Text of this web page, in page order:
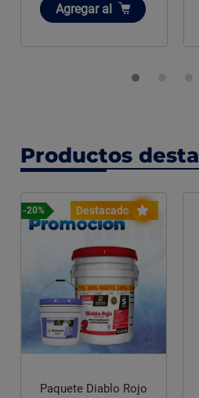
Añadir
Agregar al
Productos
Destacado